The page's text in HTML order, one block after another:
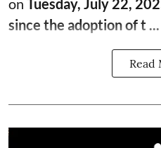
since the adoption of t ...
Read